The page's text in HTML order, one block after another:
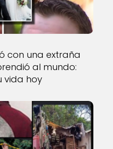
con una extraña
al mundo:
vida hoy